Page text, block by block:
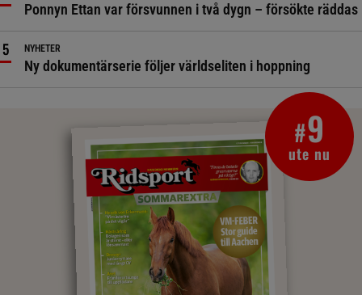
Ponnyn Ettan var försvunnen i två dygn – försökte räddas
NYHETER
Ny dokumentärserie följer världseliten i hoppning
#9
ute nu